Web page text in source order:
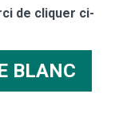
de cliquer ci-
BLANC